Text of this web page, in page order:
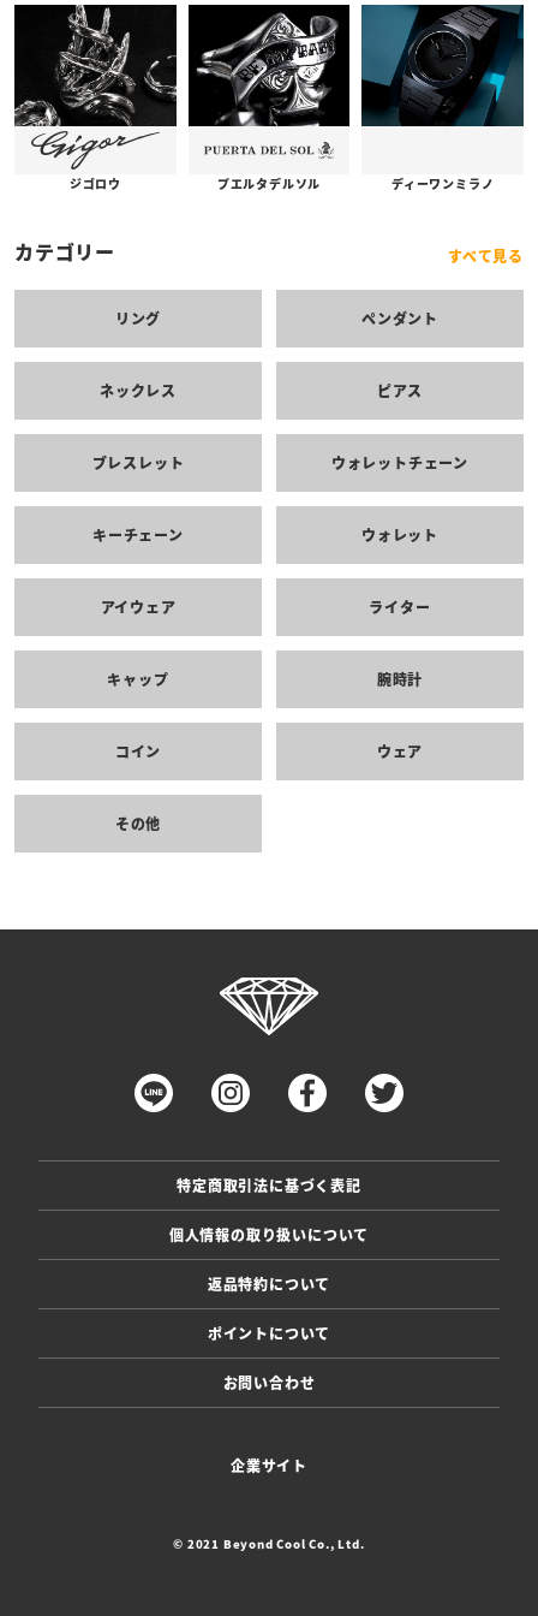
ジゴロウ プエルタデルソル ディーワンミラノ
カテゴリー すべて見る
リング ペンダント
ネックレス ピアス
ブレスレット ウォレットチェーン
キーチェーン ウォレット
アイウェア ライター
キャップ 腕時計
コイン ウェア
その他
特定商取引法に基づく表記
個人情報の取り扱いについて
返品特約について
ポイントについて
お問い合わせ
企業サイト
© 2021 Beyond Cool Co., Ltd.